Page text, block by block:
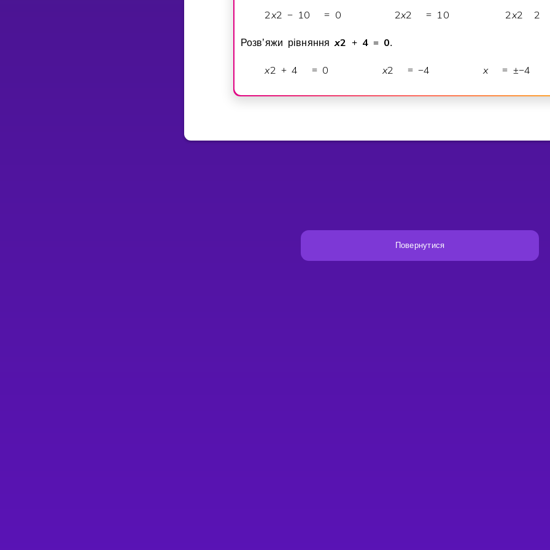
2x2 − 10 = 0 2x2 = 10 2x2 2
Розв’яжи рiвнянняx2 + 4 = 0.
x2 + 4 = 0 x2 = −4 x = ±−4
Повернутися